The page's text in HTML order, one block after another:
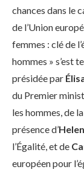
chances dans le
de l’Union
femmes : clé de
hommes » s’est
présidée par
du Premier
les hommes, de
présence d’
l’Égalité, et de
européen pour